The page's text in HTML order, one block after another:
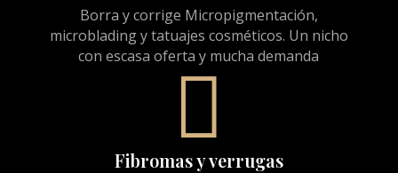
Borra y corrige Micropigmentación,
microblading y tatuajes cosméticos. Un nicho
con escasa oferta y mucha demanda

Fibromas y verrugas